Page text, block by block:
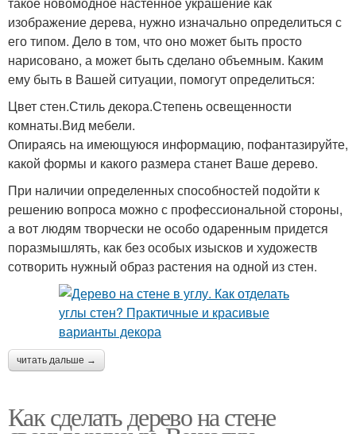
изображение дерева, нужно изначально определиться с
его типом. Дело в том, что оно может быть просто
нарисовано, а может быть сделано объемным. Каким
ему быть в Вашей ситуации, помогут определиться:
Цвет стен.Стиль декора.Степень освещенности
комнаты.Вид мебели.
Опираясь на имеющуюся информацию, пофантазируйте,
какой формы и какого размера станет Ваше дерево.
При наличии определенных способностей подойти к
решению вопроса можно с профессиональной стороны,
а вот людям творчески не особо одаренным придется
поразмышлять, как без особых изысков и художеств
сотворить нужный образ растения на одной из стен.
читать дальше →
Как сделать дерево на стене